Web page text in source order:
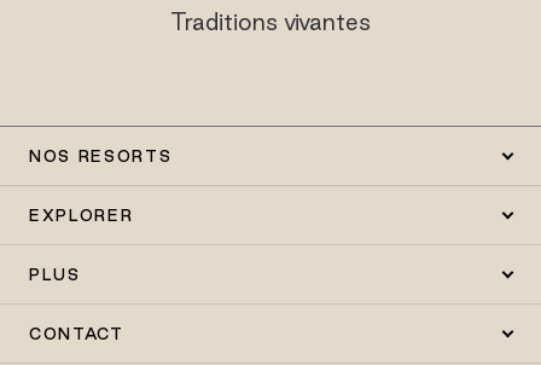
Traditions vivantes
NOS RESORTS
EXPLORER
PLUS
CONTACT